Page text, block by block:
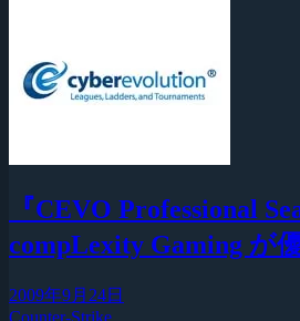
『CEVO Professional
compLexity Gaming が
2009年9月24日
Counter-Strike